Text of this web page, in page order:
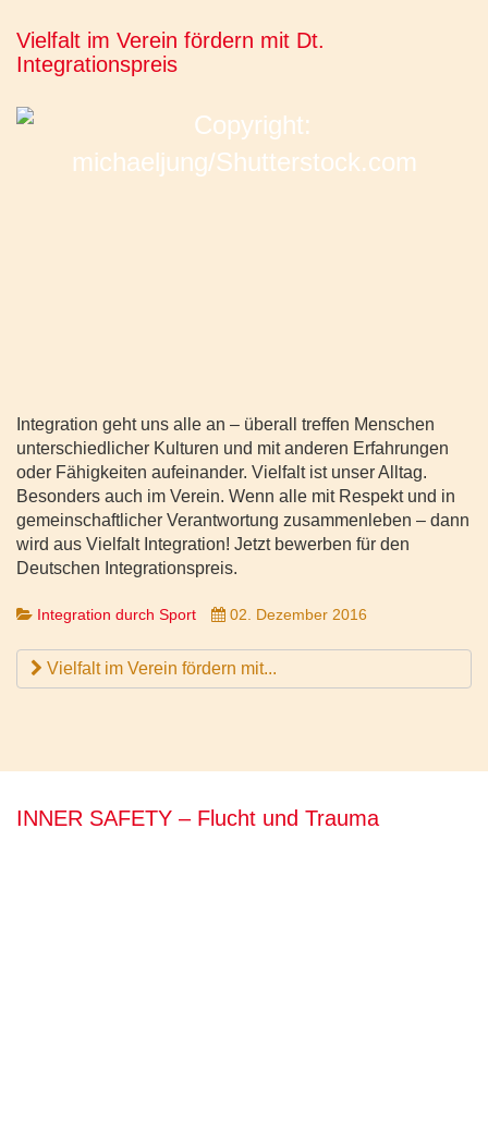
Vielfalt im Verein fördern mit Dt.
Integrationspreis
Integration geht uns alle an – überall treffen Menschen
unterschiedlicher Kulturen und mit anderen Erfahrungen
oder Fähigkeiten aufeinander. Vielfalt ist unser Alltag.
Besonders auch im Verein. Wenn alle mit Respekt und in
gemeinschaftlicher Verantwortung zusammenleben – dann
wird aus Vielfalt Integration! Jetzt bewerben für den
Deutschen Integrationspreis.
Integration durch Sport 02. Dezember 2016
Vielfalt im Verein fördern mit...
INNER SAFETY – Flucht und Trauma